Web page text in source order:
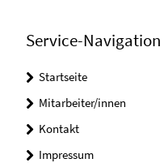
Service-Navigation
Startseite
Mitarbeiter/innen
Kontakt
Impressum